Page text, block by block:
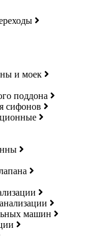
и моек
поддона
сифонов
машин